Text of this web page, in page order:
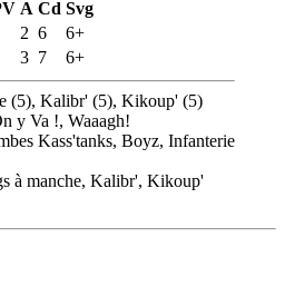
A Cd Svg
2 6
6+
3 7 6+
(5), Kalibr' (5), Kikoup' (5)
y Va !, Waaagh!
Kass'tanks, Boyz, Infanterie
à manche, Kalibr', Kikoup'